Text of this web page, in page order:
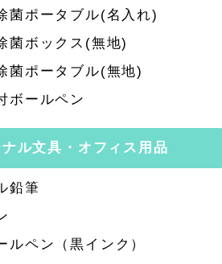
菌ポータブル(名入れ)
菌ボックス(無地)
菌ポータブル(無地)
ボールペン
ル文具・オフィス用品
鉛筆
ルペン（黒インク）